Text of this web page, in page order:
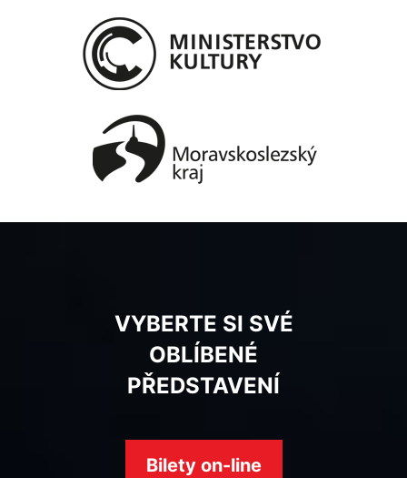
VYBERTE SI SVÉ
OBLÍBENÉ
PŘEDSTAVENÍ
Bilety on-line